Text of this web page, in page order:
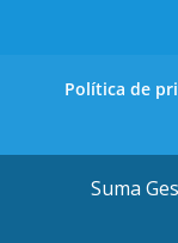
Política de
Suma